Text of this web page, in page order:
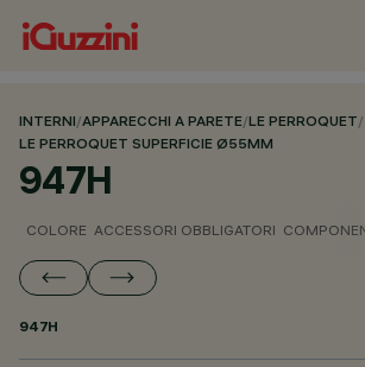
INTERNI/APPARECCHI A PARETE/LE PERROQUET/
LE PERROQUET SUPERFICIE Ø55MM
947H
COLORE ACCESSORI OBBLIGATORI
947H